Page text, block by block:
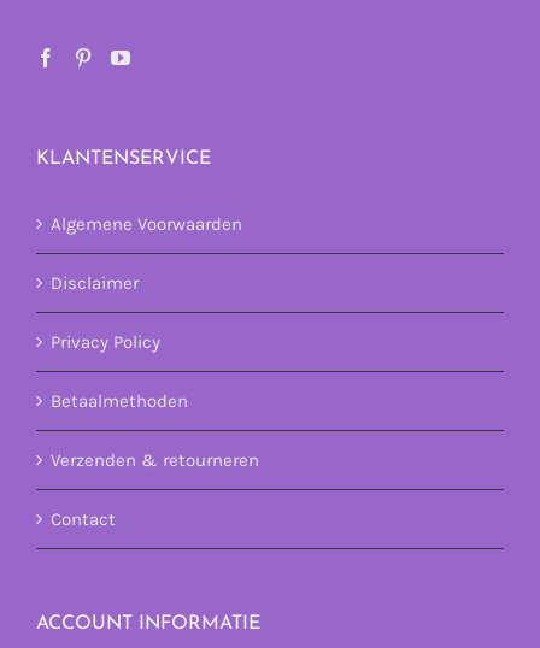
KLANTENSERVICE
Algemene Voorwaarden
Disclaimer
Privacy Policy
Betaalmethoden
Verzenden & retourneren
Contact
ACCOUNT INFORMATIE